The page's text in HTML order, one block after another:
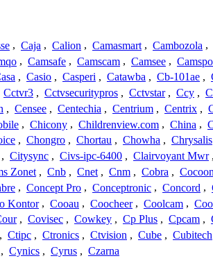
, Caja , Calion , Camasmart , Cambozola ,
, Camsafe , Camscam , Camsee ,
, Casio , Casperi , Catawba , Cb-101ae ,
Cctvr3 , Cctvsecuritypros , Cctvstar , Ccy ,
, Censee , Centechia , Centrium , Centrix ,
, Chicony , Childrenview.com , China ,
, Chongro , Chortau , Chowha , Chrysalis
, Citysync , Civs-ipc-6400 , Clairvoyant Mwr ,
Zonet , Cnb , Cnet , Cnm , Cobra , Cocoon
, Concept Pro , Conceptronic , Concord ,
Kontor , Cooau , Coocheer , Coolcam ,
, Covisec , Cowkey , Cp Plus , Cpcam ,
, Ctipc , Ctronics , Ctvision , Cube , Cubitech
, Cynics , Cyrus , Czarna